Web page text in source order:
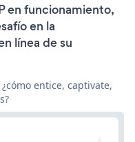
en funcionamiento,
en la
línea de su
entice, captivate,